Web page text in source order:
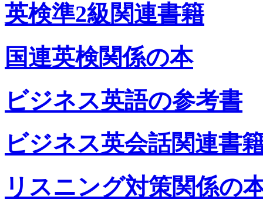
英検準2級関連書籍
国連英検関係の本
ビジネス英語の参考書
ビジネス英会話関連書
リスニング対策関係の